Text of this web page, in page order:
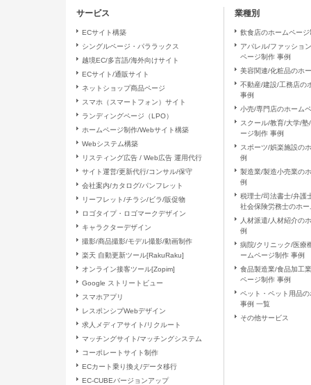
ご本人からの求めにより、当社
の停止・消去および第三者への
開示等に応ずる窓口は、お問合
（７）本人が容易に認識できない
クッキーやウェブビーコン等を
（８）個人情報の安全管理措置に
取得した個人情報については、
置を講じます。 お問合せへの回
（９）個人情報保護方針
当社ホームページの個人情報保
（１０）ご本人の権利の尊重
当社に対する個人情報のご提供
た場合、当社は、上記「個人情
ございます。また、これにより
（１１）当社の個人情報の取扱い
窓口の名称
サービス
ECサイト構築
シングルページ・パララックス
越境EC/多言語/海外向けサイト
ECサイト/通販サイト
ネットショップ商品ページ
スマホ（スマートフォン）サイト
ランディングページ（LPO）
ホームページ制作/Webサイト構築
Webシステム構築
リスティング広告 / Web広告 運用代行
サイト運営/更新代行/コンサル/保守
会社案内/カタログ/パンフレット
リーフレット/チラシ/ビラ/販促物
ロゴタイプ・ロゴマークデザイン
キャラクターデザイン
撮影/商品撮影/モデル撮影/動画制作
楽天 自動更新ツール[RakuRaku]
オンライン接客ツール[Zopim]
Google ストリートビュー
スマホアプリ
レスポンシブWebデザイン
求人メディアサイト/リクルート
マッチングサイト/マッチングシステム
コーポレートサイト制作
ECカート乗り換え/データ移行
EC-CUBEバージョンアップ
業種別
飲食店のホームペー
アパレル/ファッショ
ページ制作 事例
美容関連/化粧品のホ
不動産/建設/工務店の
事例
小売/専門店のホーム
スクール/教育/大学/
ージ制作 事例
スポーツ/娯楽施設の
例
製造業/製造小売業の
例
税理士/司法書士/弁護
社会保険労務士のホ
人材派遣/人材紹介の
例
病院/クリニック/医療
ームページ制作 事例
食品製造業/食品加工
ページ制作 事例
ペット・ペット用品
事例 一覧
その他サービス